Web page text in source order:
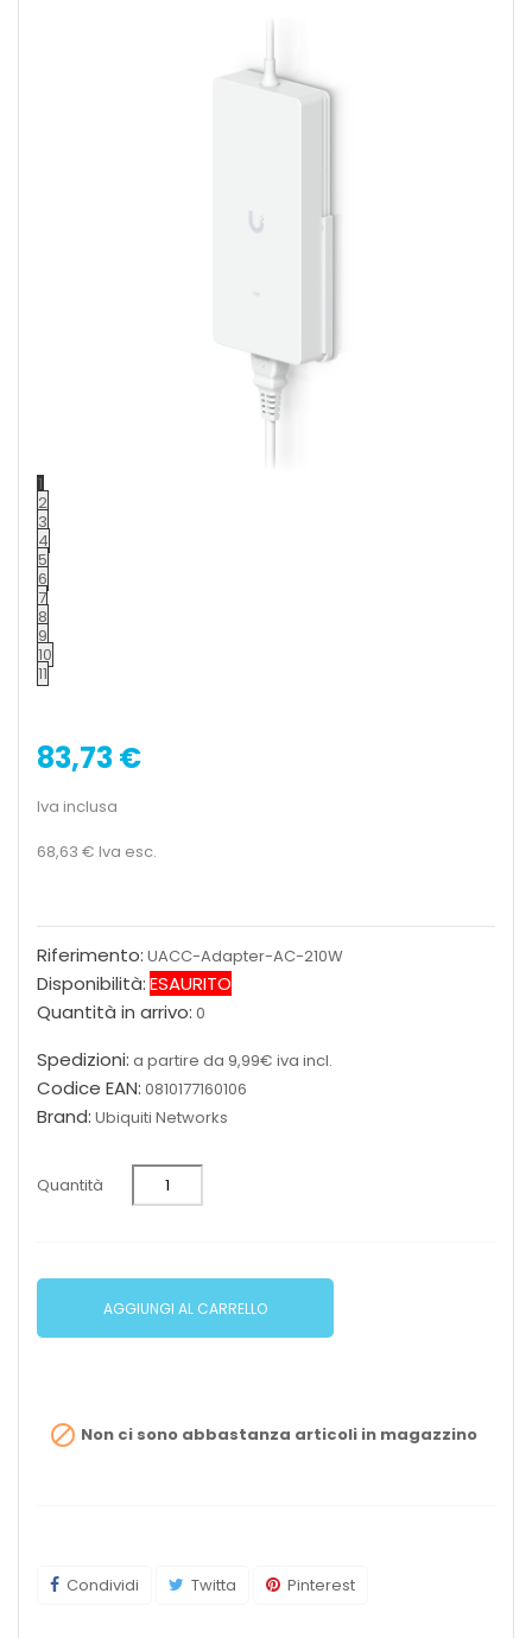
1
2
3
4
5
6
7
8
9
10
11
83,73 €
Iva inclusa
68,63 € Iva esc.
Riferimento: UACC-Adapter-AC-210W
Disponibilità:ESAURITO
Quantità in arrivo: 0
Spedizioni: a partire da 9,99€ iva incl.
Codice EAN: 0810177160106
Brand: Ubiquiti Networks
Quantità
AGGIUNGI AL CARRELLO
 Non ci sono abbastanza articoli in magazzino
Condividi Twitta Pinterest